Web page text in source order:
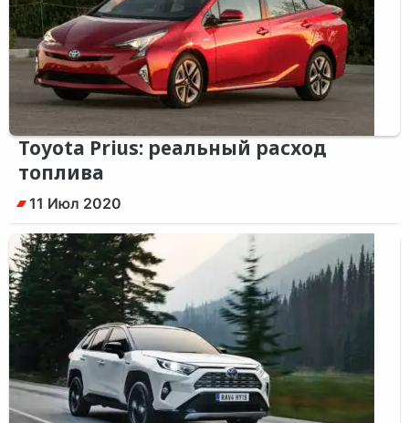
Toyota Prius: реальный расход
топлива
11 Июл 2020